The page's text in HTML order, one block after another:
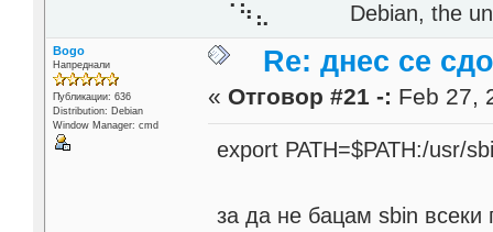
⠈⠳⣄⠀⠀⠀⠀ Debian, the
Bogo
Напреднали
Публикации: 636
Distribution: Debian
Window Manager: cmd
Re: днес се
« Отговор #21 -: Feb 27,
export PATH=$PATH:/usr/
за да не бацам sbin всеки